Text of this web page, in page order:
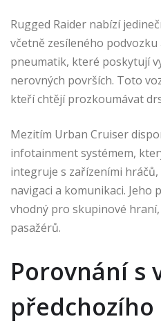
Rugged Raider nabízí
včetně zesíleného podvozku
pneumatik, které poskytují
nerovných površích. Toto
kteří chtějí prozkoumávat
Mezitím Urban Cruiser
infotainment systémem,
integruje s zařízeními
navigaci a komunikaci.
vhodný pro skupinové
pasažérů.
Porovnání s
předchozího